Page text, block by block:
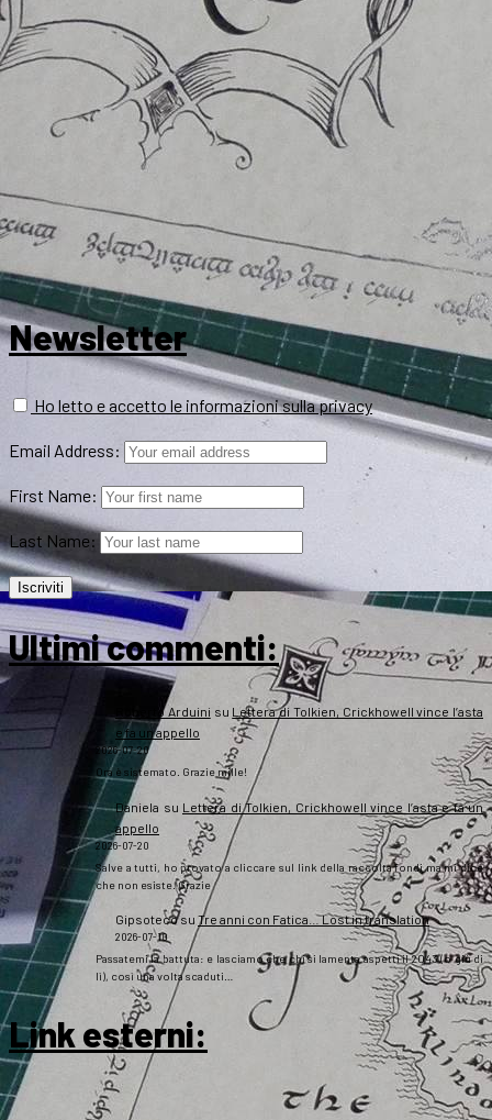
Newsletter
Ho letto e accetto le informazioni sulla privacy
Email Address:
First Name:
Last Name:
Ultimi commenti:
Roberto Arduini su Lettera di Tolkien, Crickhowell vince l’asta
e fa un appello
2026-07-20
Ora è sistemato. Grazie mille!
Daniela su Lettera di Tolkien, Crickhowell vince l’asta e fa un
appello
2026-07-20
Salve a tutti, ho provato a cliccare sul link della raccolta fondi ma mi dice
che non esiste. Grazie
GipsotecosuTre anni con Fatica… Lost in translation
2026-07-10
Passatemi la battuta: e lasciamo che chi si lamenta aspetti il 2043 (o giù di
lì), così una volta scaduti…
Link esterni: